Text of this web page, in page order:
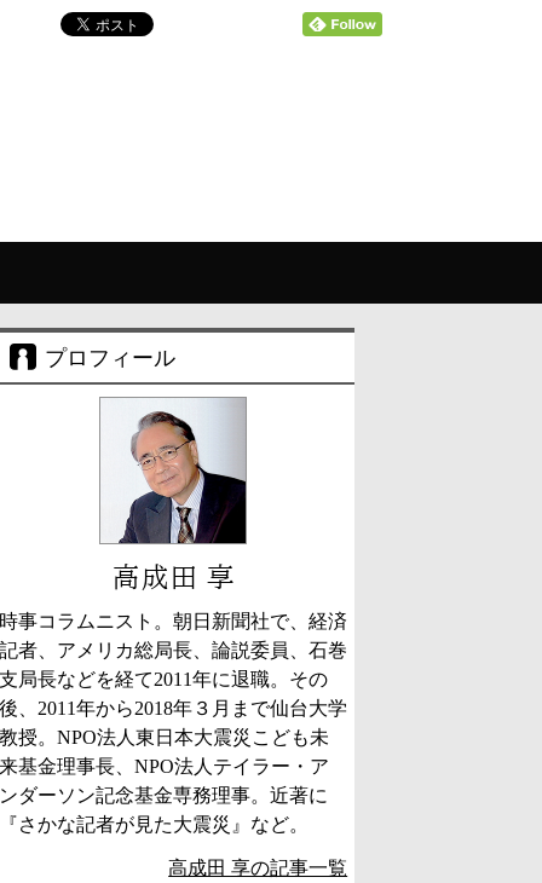
プロフィール
高成田 享
時事コラムニスト。朝日新聞社で、経済
記者、アメリカ総局長、論説委員、石巻
支局長などを経て2011年に退職。その
後、2011年から2018年３月まで仙台大学
教授。NPO法人東日本大震災こども未
来基金理事長、NPO法人テイラー・ア
ンダーソン記念基金専務理事。近著に
『さかな記者が見た大震災』など。
高成田 享の記事一覧